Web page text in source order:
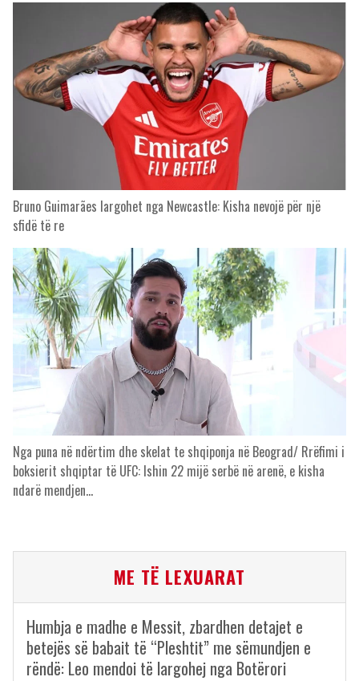
Bruno Guimarães largohet nga Newcastle: Kisha nevojë për një
sfidë të re
Nga puna në ndërtim dhe skelat te shqiponja në Beograd/ Rrëfimi i
boksierit shqiptar të UFC: Ishin 22 mijë serbë në arenë, e kisha
ndarë mendjen…
ME TË LEXUARAT
Humbja e madhe e Messit, zbardhen detajet e
betejës së babait të “Pleshtit” me sëmundjen e
rëndë: Leo mendoi të largohej nga Botërori